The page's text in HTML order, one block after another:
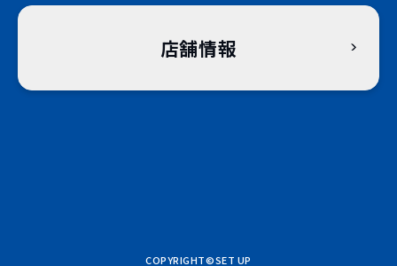
店舗情報
COPYRIGHT©SET UP